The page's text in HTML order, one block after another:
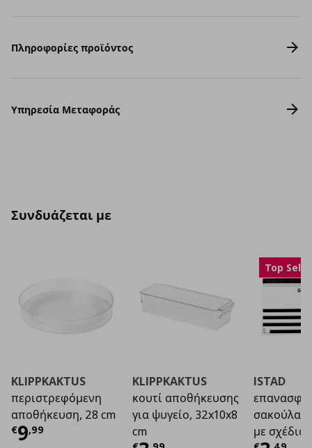
Πληροφορίες προϊόντος
Υπηρεσία Μεταφοράς
Συνδυάζεται με
KLIPPKAKTUS
περιστρεφόμενη
αποθήκευση, 28 cm
€9,99
Τρέχουσα τιμή
KLIPPKAKTUS
κουτί αποθήκευσης
για ψυγείο, 32x10x8
cm
Top
ISTAD
σακούλα
με σχέδια,